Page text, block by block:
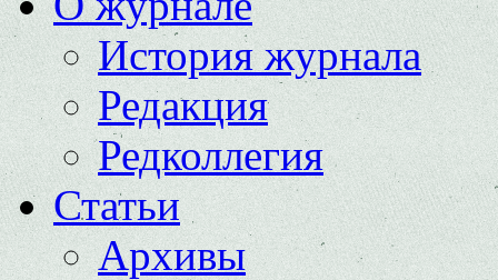
История журнала
Редакция
Редколлегия
Статьи
Архивы